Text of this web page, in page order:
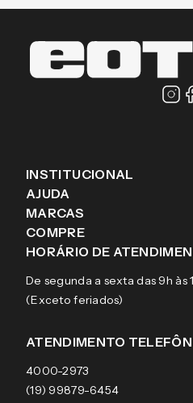
INSTITUCIONAL
Fale conosco
Blog
Sobre a eÓtica
Aviso de privacidade
Termos e condições de uso
AJUDA
Como comprar
Trocas e Devoluções
Pagamentos
Garantias
MARCAS
Ray-Ban
Tecnol
Arnette
Burberry
COMPRE
Óculos de sol
Lentes de contato
HORÁRIO DE
De segunda a sexta das 9h às
(Exceto feriados)
ATENDIMENTO
4000-2973
(19) 99879-6454